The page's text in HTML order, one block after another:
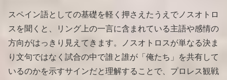
スペイン語としての基礎を軽く押さえたうえでノスオトロ
スを聞くと、リング上の一言に含まれている主語や感情の
方向がはっきり見えてきます。ノスオトロスが単なる決ま
り文句ではなく試合の中で誰と誰が「俺たち」を共有して
いるのかを示すサインだと理解することで、プロレス観戦